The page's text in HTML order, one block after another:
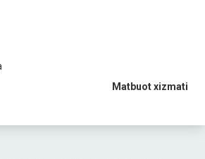
Matbuot xizmati